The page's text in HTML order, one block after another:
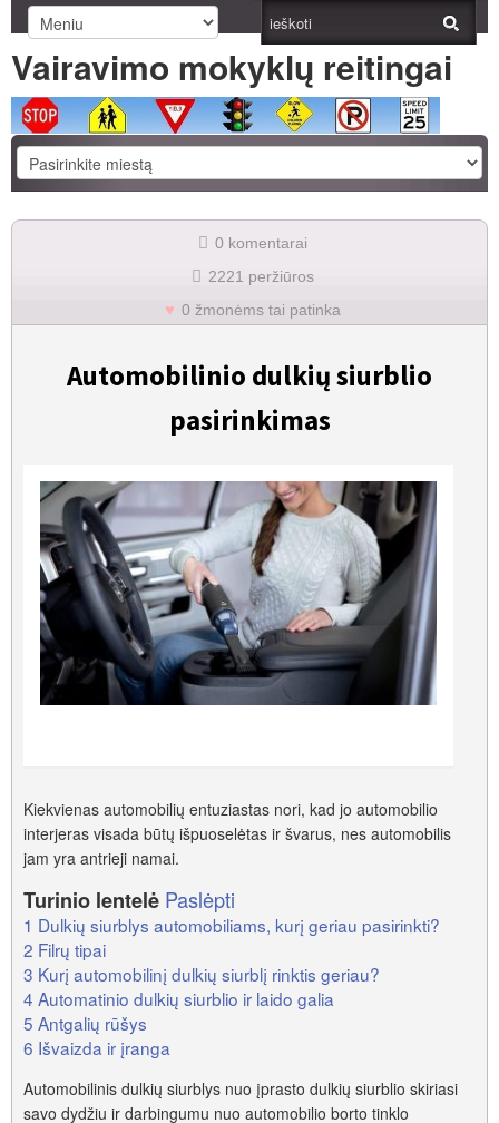
Vairavimo mokyklų reitingai
0 komentarai
2221 peržiūros
0 žmonėms tai patinka
Automobilinio dulkių siurblio
pasirinkimas
Kiekvienas automobilių entuziastas nori, kad jo automobilio
interjeras visada būtų išpuoselėtas ir švarus, nes automobilis
jam yra antrieji namai.
Turinio lentelė Paslėpti
1 Dulkių siurblys automobiliams, kurį geriau pasirinkti?
2 Filrų tipai
3 Kurį automobilinį dulkių siurblį rinktis geriau?
4 Automatinio dulkių siurblio ir laido galia
5 Antgalių rūšys
6 Išvaizda ir įranga
Automobilinis dulkių siurblys nuo įprasto dulkių siurblio skiriasi
savo dydžiu ir darbingumu nuo automobilio borto tinklo